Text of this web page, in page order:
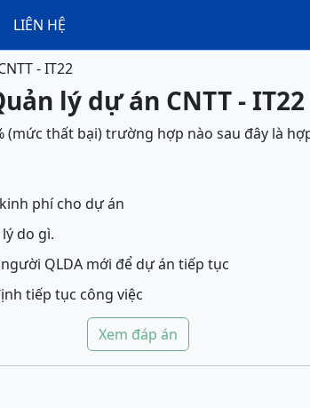
LIÊN HỆ
- IT22
lý dự án CNTT - IT22
thất bại) trường hợp nào sau đây là
phí cho dự án
do gì.
QLDA mới để dự án tiếp tục
tiếp tục công việc
Xem đáp án